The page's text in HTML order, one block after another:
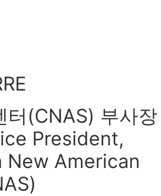
터(CNAS) 부사장
President,
New American